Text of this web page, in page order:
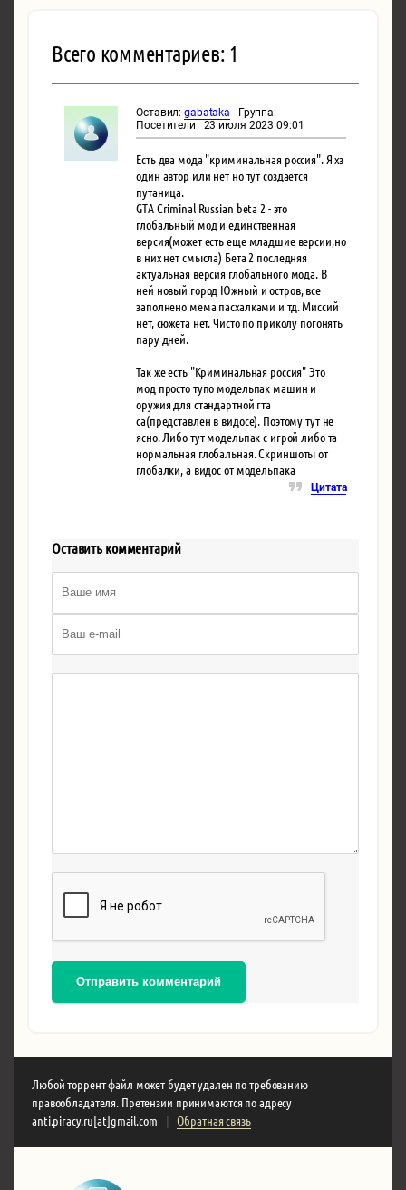
Всего комментариев: 1
Оставил:gabataka Группа:
Посетители 23 июля 2023 09:01
Есть два мода "криминальная россия". Я хз
один автор или нет но тут создается
путаница.
GTA Criminal Russian beta 2 - это
глобальный мод и единственная
версия(может есть еще младшие версии,но
в них нет смысла) Бета 2 последняя
актуальная версия глобального мода. В
ней новый город Южный и остров, все
заполнено мема пасхалками и тд. Миссий
нет, сюжета нет. Чисто по приколу погонять
пару дней.
Так же есть "Криминальная россия" Это
мод просто тупо модельпак машин и
оружия для стандартной гта
са(представлен в видосе). Поэтому тут не
ясно. Либо тут модельпак с игрой либо та
нормальная глобальная. Скриншоты от
глобалки, а видос от модельпака
Цитата
Оставить комментарий
Отправить комментарий
Любой торрент файл может будет удален по требованию
правообладателя. Претензии принимаются по адресу
anti.piracy.ru[at]gmail.com
| Обратная связь